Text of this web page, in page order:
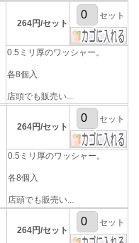
264円/セット
セット
0.5ミリ厚のワッシャー。
各8個入
店頭でも販売い...
264円/セット
セット
0.5ミリ厚のワッシャー。
各8個入
店頭でも販売い...
264円/セット
セット